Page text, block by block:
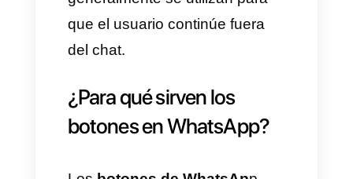
utilicen para que los usuarios
mediante dichos botones
respondan un mensaje en
específico, estos botones al ser